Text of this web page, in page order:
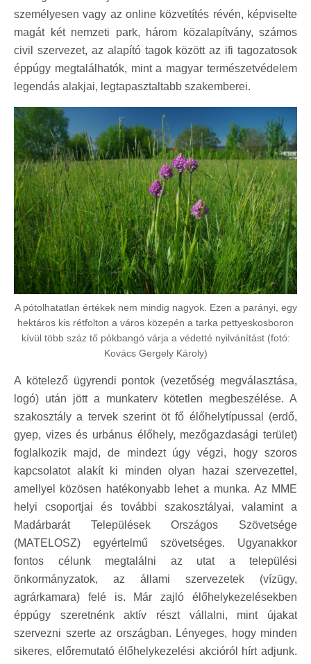
személyesen vagy az online közvetítés révén, képviselte
magát két nemzeti park, három közalapítvány, számos
civil szervezet, az alapító tagok között az ifi tagozatosok
éppúgy megtalálhatók, mint a magyar természetvédelem
legendás alakjai, legtapasztaltabb szakemberei.
A pótolhatatlan értékek nem mindig nagyok. Ezen a parányi, egy
hektáros kis rétfolton a város közepén a tarka pettyeskosboron
kívül több száz tő pókbangó várja a védetté nyilvánítást (fotó:
Kovács Gergely Károly)
A kötelező ügyrendi pontok (vezetőség megválasztása,
logó) után jött a munkaterv kötetlen megbeszélése. A
szakosztály a tervek szerint öt fő élőhelytípussal (erdő,
gyep, vizes és urbánus élőhely, mezőgazdasági terület)
foglalkozik majd, de mindezt úgy végzi, hogy szoros
kapcsolatot alakít ki minden olyan hazai szervezettel,
amellyel közösen hatékonyabb lehet a munka. Az MME
helyi csoportjai és további szakosztályai, valamint a
Madárbarát Települések Országos Szövetsége
(MATELOSZ) egyértelmű szövetséges. Ugyanakkor
fontos célunk megtalálni az utat a települési
önkormányzatok, az állami szervezetek (vízügy,
agrárkamara) felé is. Már zajló élőhelykezelésekben
éppúgy szeretnénk aktív részt vállalni, mint újakat
szervezni szerte az országban. Lényeges, hogy minden
sikeres, előremutató élőhelykezelési akcióról hírt adjunk.